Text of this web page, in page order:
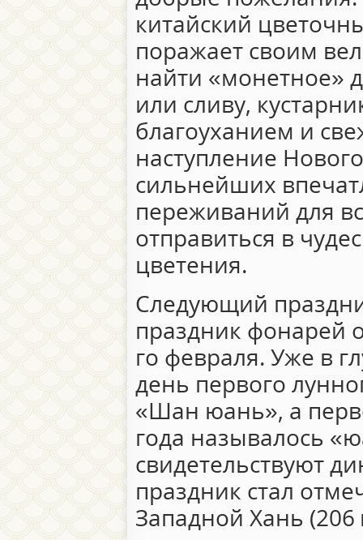
китайский
поражает своим
найти «монетное»
или сливу,
благоуханием и
наступление
сильнейших
переживаний для
отправиться в
цветения.
Следующий
праздник фонарей
го февраля. Уже в
день первого
«Шан юань», а
года называлось
свидетельствуют
праздник стал
Западной Хань (206